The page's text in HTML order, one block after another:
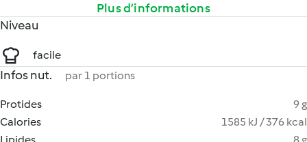
Plus d’informations
Niveau
facile
Infos nut. par 1 portions
Protides
9 g
Calories
1585 kJ / 376 kcal